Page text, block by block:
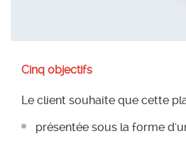
Cinq objectifs
Le client souhaite que cette
présentée sous la forme